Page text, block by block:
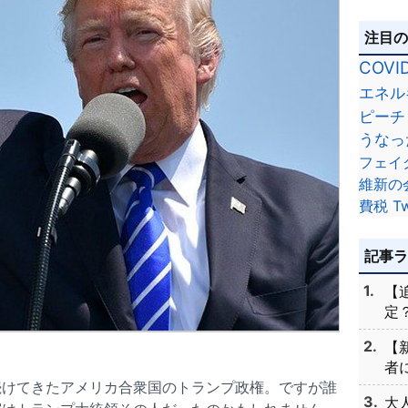
てきたアメリカ合衆国のトランプ政権。ですが誰
注目
エネ
ピーチ
うな
フェイ
維新の
費税
記事
定
者
大